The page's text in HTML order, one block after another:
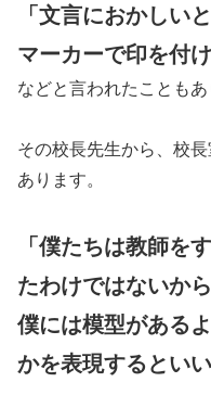
「文言におかしい
マーカーで印を付け
などと言われたこともあ
その校長先生から、校
あります。
「僕たちは教師を
たわけではないから
僕には模型がある
かを表現するといい